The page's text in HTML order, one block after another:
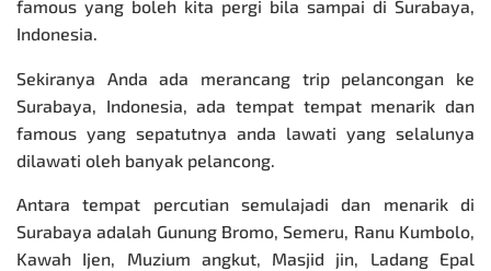
famous yang boleh kita pergi bila sampai di Surabaya,
Indonesia.
Sekiranya Anda ada merancang trip pelancongan ke
Surabaya, Indonesia, ada tempat tempat menarik dan
famous yang sepatutnya anda lawati yang selalunya
dilawati oleh banyak pelancong.
Antara tempat percutian semulajadi dan menarik di
Surabaya adalah Gunung Bromo, Semeru, Ranu Kumbolo,
Kawah Ijen, Muzium angkut, Masjid jin,
Ladang Epal